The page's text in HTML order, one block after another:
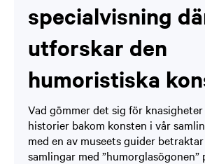
specialvisning
utforskar den
humoristiska
Vad gömmer det sig för
historier bakom konsten i vår
med en av museets guider
samlingar med ”humorglasögonen”